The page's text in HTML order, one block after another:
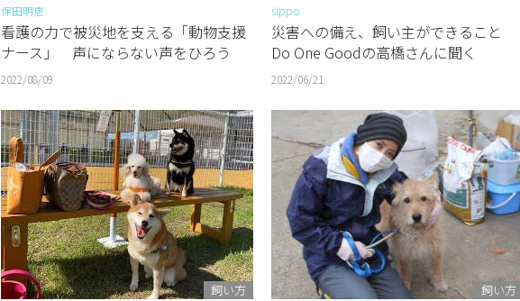
保田明恵
看護の力で被災地を支える「動物支援
ナース」 声にならない声をひろう
2022/08/09
sippo
災害への備え、飼い主ができること
Do One Goodの高橋さんに聞く
2022/06/21
飼い方 飼い方